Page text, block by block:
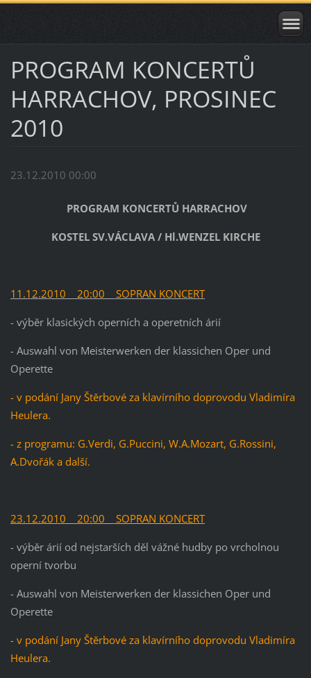
PROGRAM KONCERTŮ
HARRACHOV, PROSINEC
2010
23.12.2010 00:00
PROGRAM KONCERTŮ HARRACHOV
KOSTEL SV.VÁCLAVA / Hl.WENZEL KIRCHE
11.12.2010 20:00 SOPRAN KONCERT
- výběr klasických operních a operetních árií
- Auswahl von Meisterwerken der klassichen Oper und
Operette
- v podání Jany Štěrbové za klavírního doprovodu Vladimíra
Heulera.
- z programu: G.Verdi, G.Puccini, W.A.Mozart, G.Rossini,
A.Dvořák a další.
23.12.2010 20:00 SOPRAN KONCERT
- výběr árií od nejstarších děl vážné hudby po vrcholnou
operní tvorbu
- Auswahl von Meisterwerken der klassichen Oper und
Operette
- v podání Jany Štěrbové za klavírního doprovodu Vladimíra
Heulera.